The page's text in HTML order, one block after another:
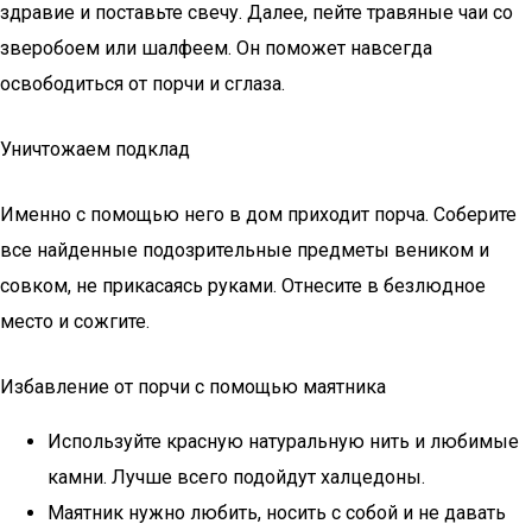
здравие и поставьте свечу. Далее, пейте травяные чаи со
зверобоем или шалфеем. Он поможет навсегда
освободиться от порчи и сглаза.
Уничтожаем подклад
Именно с помощью него в дом приходит порча. Соберите
все найденные подозрительные предметы веником и
совком, не прикасаясь руками. Отнесите в безлюдное
место и сожгите.
Избавление от порчи с помощью маятника
Используйте красную натуральную нить и любимые
камни. Лучше всего подойдут халцедоны.
Маятник нужно любить, носить с собой и не давать